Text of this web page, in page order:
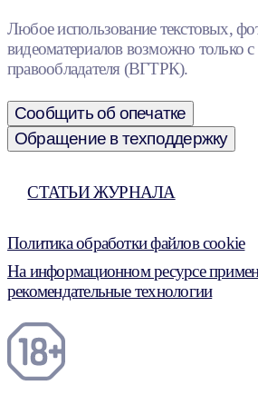
Любое использование текстовых,
видеоматериалов возможно только с
правообладателя (ВГТРК).
Сообщить об опечатке
Обращение в техподдержку
СТАТЬИ ЖУРНАЛА
Политика обработки файлов cookie
На информационном ресурсе
рекомендательные технологии